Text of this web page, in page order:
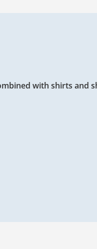
with shirts and